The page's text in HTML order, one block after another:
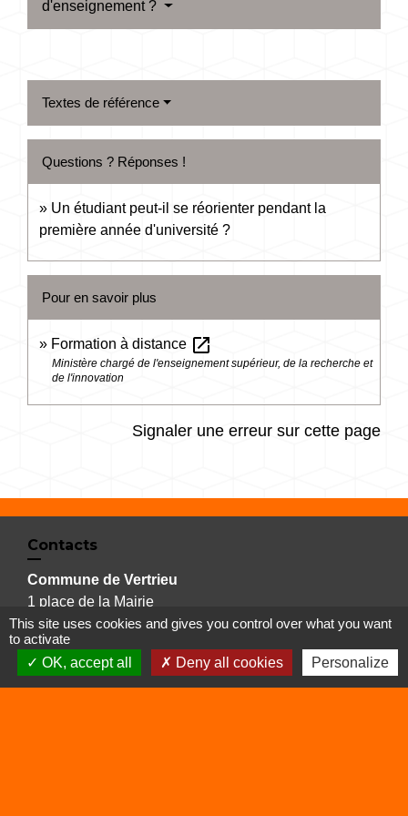
d'enseignement ?
Textes de référence
Questions ? Réponses !
Un étudiant peut-il se réorienter pendant la
première année d'université ?
Pour en savoir plus
Formation à distance open_in_new
Ministère chargé de l'enseignement supérieur, de la recherche et
de l'innovation
Signaler une erreur sur cette page
Contacts
Commune de Vertrieu
1 place de la Mairie
38390 Vertrieu - FRANCE
+33 4 74 90 61 68
This site uses cookies and gives you control over what you want
to activate
OK, accept all
Deny all cookies Personalize